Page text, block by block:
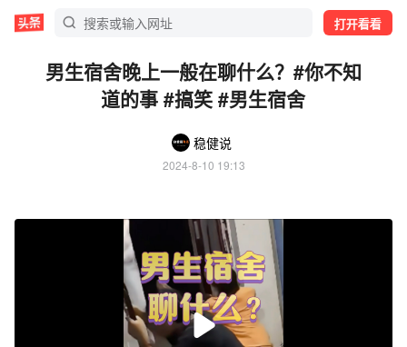
打开看看
男生宿舍晚上一般在聊什么？#你不知
道的事 #搞笑 #男生宿舍
稳健说
2024-8-10 19:13